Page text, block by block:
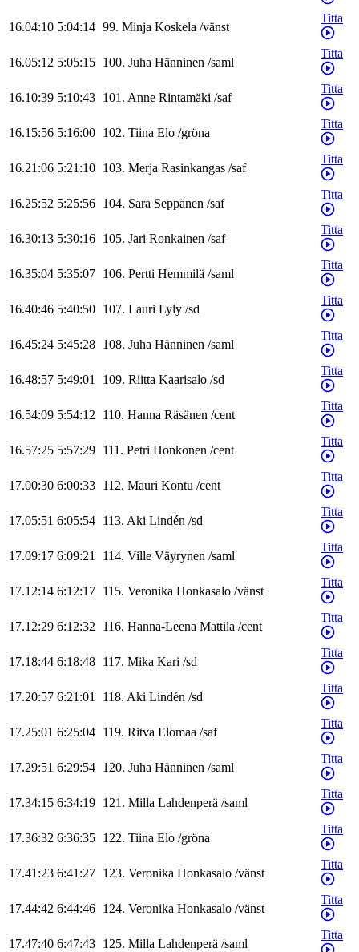
16.04:10 5:04:14 99. Minja Koskela /vänst
Titta
16.05:12 5:05:15 100. Juha Hänninen /saml
Titta
16.10:39 5:10:43 101. Anne Rintamäki /saf
Titta
16.15:56 5:16:00 102. Tiina Elo /gröna
Titta
16.21:06 5:21:10 103. Merja Rasinkangas /saf
Titta
16.25:52 5:25:56 104. Sara Seppänen /saf
Titta
16.30:13 5:30:16 105. Jari Ronkainen /saf
Titta
16.35:04 5:35:07 106. Pertti Hemmilä /saml
Titta
16.40:46 5:40:50 107. Lauri Lyly /sd
Titta
16.45:24 5:45:28 108. Juha Hänninen /saml
Titta
16.48:57 5:49:01 109. Riitta Kaarisalo /sd
Titta
16.54:09 5:54:12 110. Hanna Räsänen /cent
Titta
16.57:25 5:57:29 111. Petri Honkonen /cent
Titta
17.00:30 6:00:33 112. Mauri Kontu /cent
Titta
17.05:51 6:05:54 113. Aki Lindén /sd
Titta
17.09:17 6:09:21 114. Ville Väyrynen /saml
Titta
17.12:14 6:12:17 115. Veronika Honkasalo /vänst
Titta
17.12:29 6:12:32 116. Hanna-Leena Mattila /cent
Titta
17.18:44 6:18:48 117. Mika Kari /sd
Titta
17.20:57 6:21:01 118. Aki Lindén /sd
Titta
17.25:01 6:25:04 119. Ritva Elomaa /saf
Titta
17.29:51 6:29:54 120. Juha Hänninen /saml
Titta
17.34:15 6:34:19 121. Milla Lahdenperä /saml
Titta
17.36:32 6:36:35 122. Tiina Elo /gröna
Titta
17.41:23 6:41:27 123. Veronika Honkasalo /vänst
Titta
17.44:42 6:44:46 124. Veronika Honkasalo /vänst
Titta
17.47:40 6:47:43 125. Milla Lahdenperä /saml
Titta